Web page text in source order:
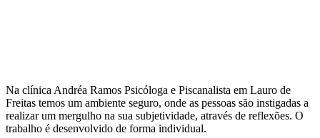
Na clínica Andréa Ramos Psicóloga e Piscanalista em Lauro de
Freitas temos um ambiente seguro, onde as pessoas são instigadas a
realizar um mergulho na sua subjetividade, através de reflexões. O
trabalho é desenvolvido de forma individual.